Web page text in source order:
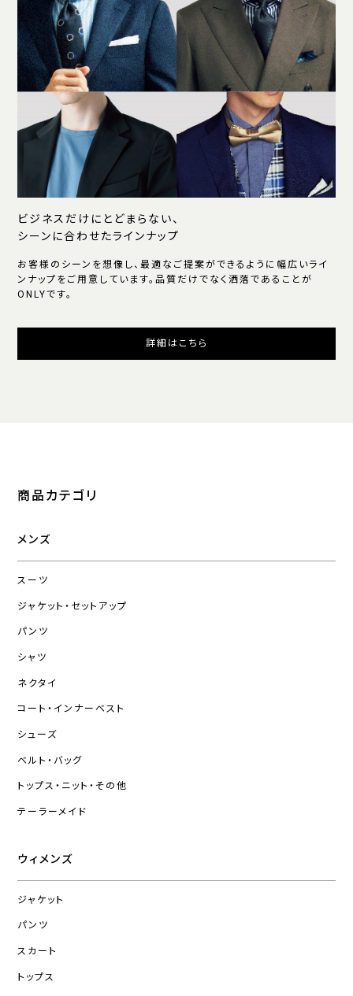
ビジネスだけにとどまらない、
シーンに合わせたラインナップ
お客様のシーンを想像し、最適なご提案ができるように幅広いライ
ンナップをご用意しています。品質だけでなく洒落であることが
ONLYです。
詳細はこちら
商品カテゴリ
メンズ
スーツ
ジャケット・セットアップ
パンツ
シャツ
ネクタイ
コート・インナーベスト
シューズ
ベルト・バッグ
トップス・ニット・その他
テーラーメイド
ウィメンズ
ジャケット
パンツ
スカート
トップス